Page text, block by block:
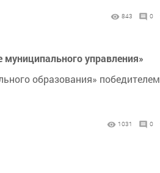
843 0
управления»
образования» победителем
1031 0